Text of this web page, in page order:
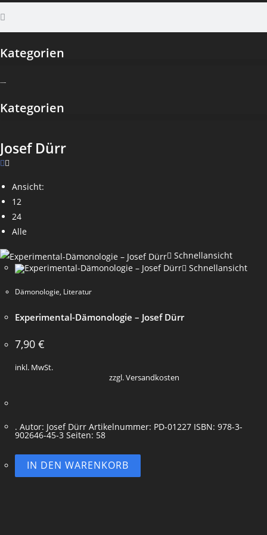
Kategorien
Kategorien
Josef Dürr
Ansicht:
12
24
Alle
Schnellansicht
Schnellansicht
Dämonologie, Literatur
Experimental-Dämonologie – Josef Dürr
7,90 €
inkl. MwSt.
zzgl. Versandkosten
. Autor: Josef Dürr Artikelnummer: PD-01227 ISBN: 978-3-
902646-45-3 Seiten: 58
IN DEN WARENKORB